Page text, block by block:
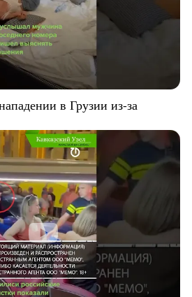
в Грузии из-за